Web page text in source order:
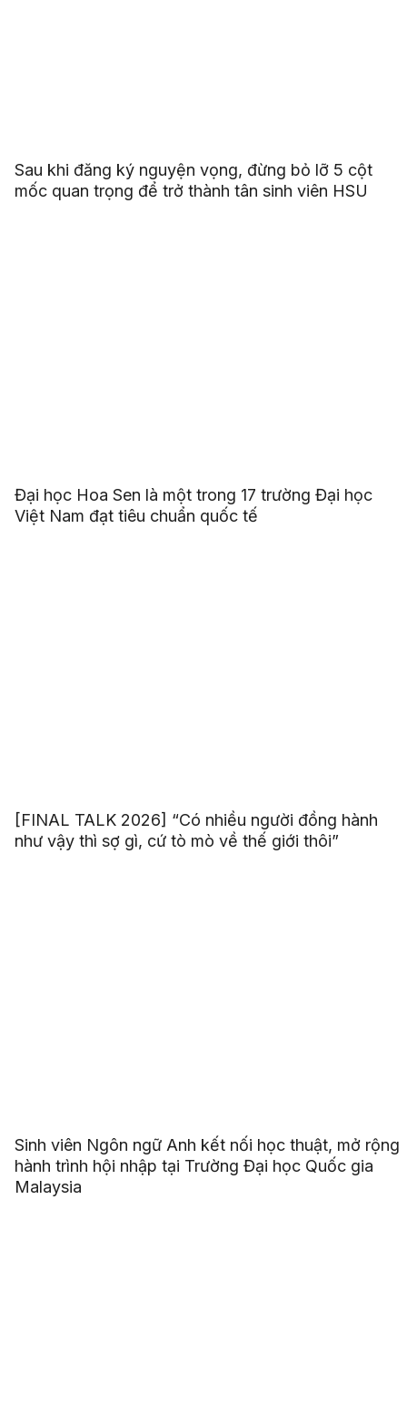
Sau khi đăng ký nguyện vọng, đừng bỏ lỡ 5 cột
mốc quan trọng để trở thành tân sinh viên HSU
Đại học Hoa Sen là một trong 17 trường Đại học
Việt Nam đạt tiêu chuẩn quốc tế
[FINAL TALK 2026] “Có nhiều người đồng hành
như vậy thì sợ gì, cứ tò mò về thế giới thôi”
Sinh viên Ngôn ngữ Anh kết nối học thuật, mở rộng
hành trình hội nhập tại Trường Đại học Quốc gia
Malaysia